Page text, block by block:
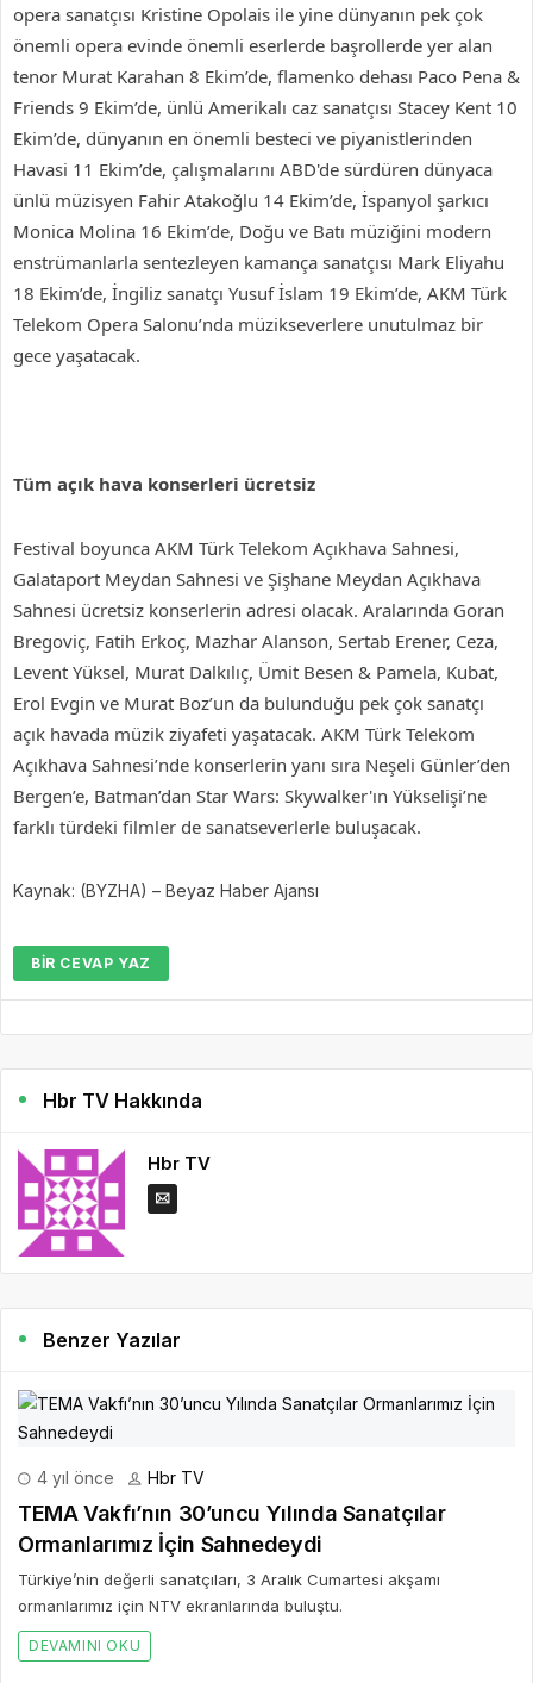
opera sanatçısı Kristine Opolais ile yine dünyanın pek çok
önemli opera evinde önemli eserlerde başrollerde yer alan
tenor Murat Karahan 8 Ekim’de, flamenko dehası Paco Pena &
Friends 9 Ekim’de, ünlü Amerikalı caz sanatçısı Stacey Kent 10
Ekim’de, dünyanın en önemli besteci ve piyanistlerinden
Havasi 11 Ekim’de, çalışmalarını ABD'de sürdüren dünyaca
ünlü müzisyen Fahir Atakoğlu 14 Ekim’de, İspanyol şarkıcı
Monica Molina 16 Ekim’de, Doğu ve Batı müziğini modern
enstrümanlarla sentezleyen kamança sanatçısı Mark Eliyahu
18 Ekim’de, İngiliz sanatçı Yusuf İslam 19 Ekim’de, AKM Türk
Telekom Opera Salonu’nda müzikseverlere unutulmaz bir
gece yaşatacak.
Tüm açık hava konserleri ücretsiz
Festival boyunca AKM Türk Telekom Açıkhava Sahnesi,
Galataport Meydan Sahnesi ve Şişhane Meydan Açıkhava
Sahnesi ücretsiz konserlerin adresi olacak. Aralarında Goran
Bregoviç, Fatih Erkoç, Mazhar Alanson, Sertab Erener, Ceza,
Levent Yüksel, Murat Dalkılıç, Ümit Besen & Pamela, Kubat,
Erol Evgin ve Murat Boz’un da bulunduğu pek çok sanatçı
açık havada müzik ziyafeti yaşatacak. AKM Türk Telekom
Açıkhava Sahnesi’nde konserlerin yanı sıra Neşeli Günler’den
Bergen’e, Batman’dan Star Wars: Skywalker'ın Yükselişi’ne
farklı türdeki filmler de sanatseverlerle buluşacak.
Kaynak: (BYZHA) – Beyaz Haber Ajansı
BIR CEVAP YAZ
Hbr TV Hakkında
Hbr TV
Benzer Yazılar
4 yıl önce Hbr TV
TEMA Vakfı’nın 30’uncu Yılında Sanatçılar
Ormanlarımız İçin Sahnedeydi
Türkiye’nin değerli sanatçıları, 3 Aralık Cumartesi akşamı
ormanlarımız için NTV ekranlarında buluştu.
DEVAMINI OKU